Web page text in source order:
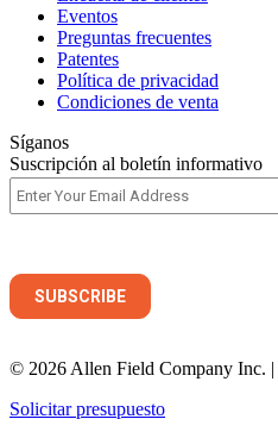
Eventos
Preguntas frecuentes
Patentes
Política de privacidad
Condiciones de venta
Síganos
Suscripción al boletín informativo
© 2026 Allen Field Company Inc. |
Solicitar presupuesto